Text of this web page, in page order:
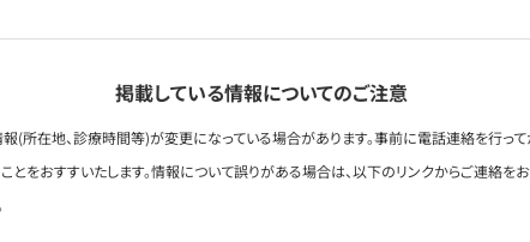
掲載している情報についてのご注意
(所在地、診療時間等)が変更になっている場合があります。事前に電話連絡を行っ
とをおすすいたします。情報について誤りがある場合は、以下のリンクからご連絡を